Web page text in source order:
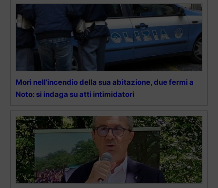
Morì nell’incendio della sua abitazione, due fermi a
Noto: si indaga su atti intimidatori